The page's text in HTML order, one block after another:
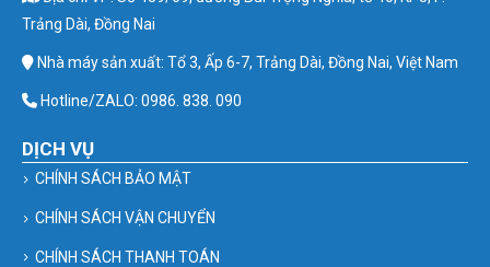
Trảng Dài, Đồng Nai
Nhà máy sản xuất: Tổ 3, Ấp 6-7, Trảng Dài, Đồng Nai, Việt Nam
Hotline/ZALO: 0986. 838. 090
DỊCH VỤ
CHÍNH SÁCH BẢO MẬT
CHÍNH SÁCH VẬN CHUYỂN
CHÍNH SÁCH THANH TOÁN